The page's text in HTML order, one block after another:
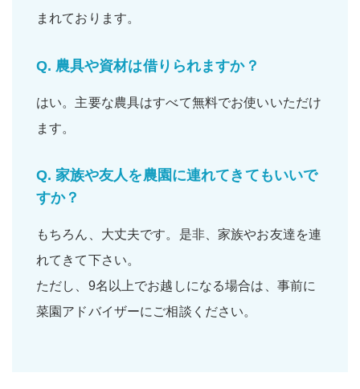
まれております。
Q. 農具や資材は借りられますか？
はい。主要な農具はすべて無料でお使いいただけ
ます。
Q. 家族や友人を農園に連れてきてもいいで
すか？
もちろん、大丈夫です。是非、 家族やお友達を連
れてきて下さい。
ただし、9名以上でお越しになる場合は、事前に
菜園アドバイザーにご相談ください。